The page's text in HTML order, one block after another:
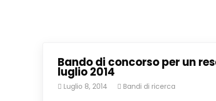
Bando di concorso per un
luglio 2014
Luglio 8, 2014 Bandi di ricerca